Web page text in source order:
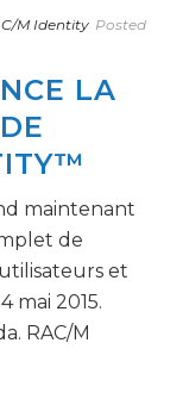
M Identity Posted
LA
maintenant
de
et
mai 2015.
RAC/M